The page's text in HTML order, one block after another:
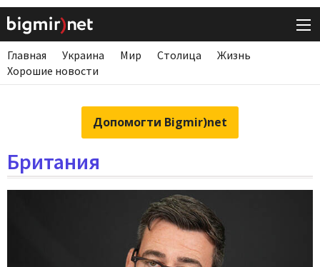
Главная Украина Мир Столица
Жизнь
Хорошие новости
Допомогти Bigmir)net
Британия